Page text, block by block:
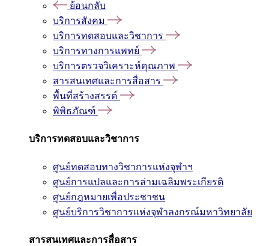
ย้อนกลับ
บริการสังคม
บริการทดสอบและวิชาการ
บริการทางการแพทย์
บริการตรวจวิเคราะห์คุณภาพ
สารสนเทศและการสื่อสาร
พื้นที่สร้างสรรค์
พิพิธภัณฑ์
บริการทดสอบและวิชาการ
ศูนย์ทดสอบทางวิชาการแห่งจุฬาฯ
ศูนย์การแปลและการล่ามเฉลิมพระเกียรติ
ศูนย์กฎหมายเพื่อประชาชน
ศูนย์บริการวิชาการแห่งจุฬาลงกรณ์มหาวิทยาลัย
สารสนเทศและการสื่อสาร